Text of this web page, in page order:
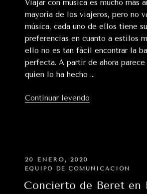
Viajar con música es mucho más
mayoría de los viajeros, pero no
música, cada uno de ellos tiene
preferencias en cuanto a estilos
ello no es tan fácil encontrar la
perfecta. A partir de ahora parece
quien lo ha hecho …
Continuar leyendo
lista
de
PUBLICADO
EN
20 ENERO, 2020
EQUIPO DE COMUNICACIÓN
Concierto de Beret en